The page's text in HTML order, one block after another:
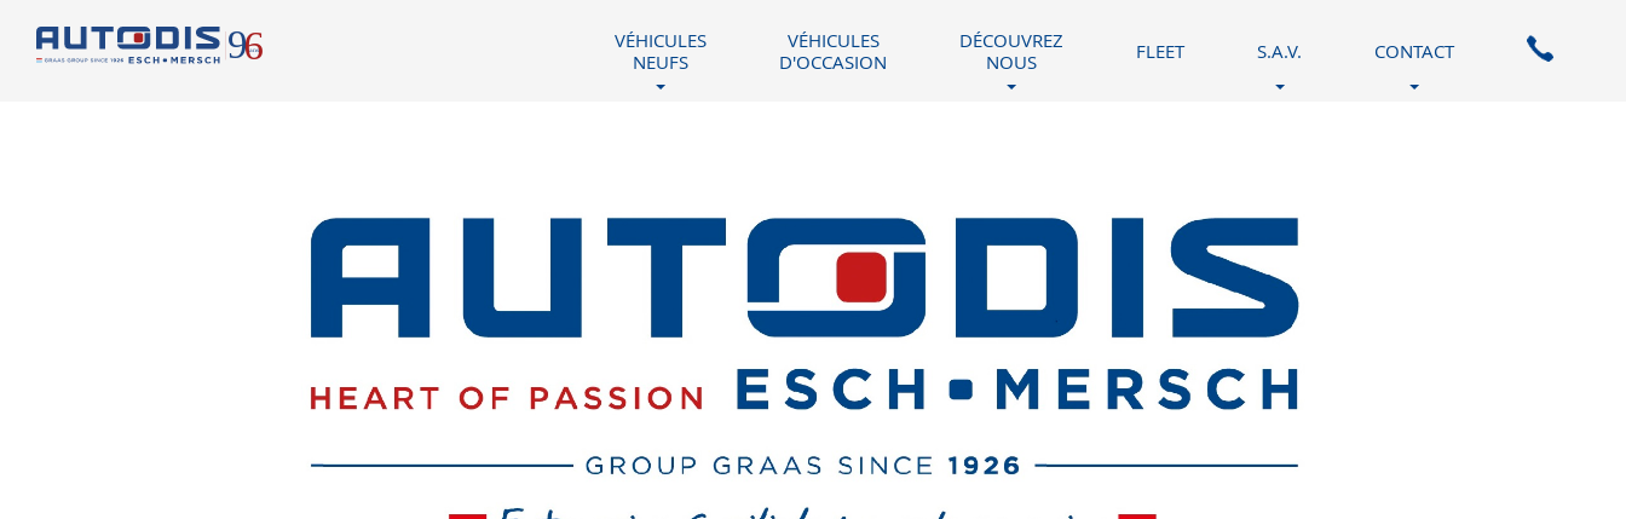
VÉHICULES
NEUFS
VÉHICULES
D'OCCASION
DÉCOUVREZ
NOUS
FLEET S.A.V. CONTACT